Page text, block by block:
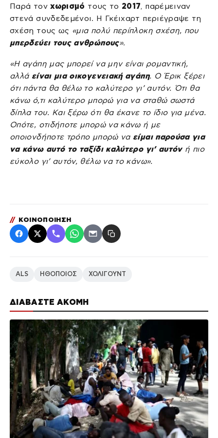
ΔΙΑΒΑΣΤΕ ΑΚΟΜΗ
Παρά τονχωρισμό τους το 2017, παρέμειναν
στενά συνδεδεμένοι. Η Γκέιχαρτ περιέγραψε τη
σχέση τους ως «μια πολύ περίπλοκη σχέση, που
μπερδεύει τους ανθρώπους».
«Η αγάπη μας μπορεί να μην είναι ρομαντική,
αλλά είναι μια οικογενειακή αγάπη. Ο Έρικ ξέρει
ότι πάντα θα θέλω το καλύτερο γι’ αυτόν. Ότι θα
κάνω ό,τι καλύτερο μπορώ για να σταθώ σωστά
δίπλα του. Και ξέρω ότι θα έκανε το ίδιο για μένα.
Οπότε, οτιδήποτε μπορώ να κάνω ή με
οποιονδήποτε τρόπο μπορώ να είμαι παρούσα για
να κάνω αυτό το ταξίδι καλύτερο γι’ αυτόνή πιο
εύκολο γι’ αυτόν, θέλω να το κάνω».
// ΚΟΙΝΟΠΟΙΗΣΗ
ALS ΗΘΟΠΟΙΟΣ ΧΟΛΙΓΟΥΝΤ